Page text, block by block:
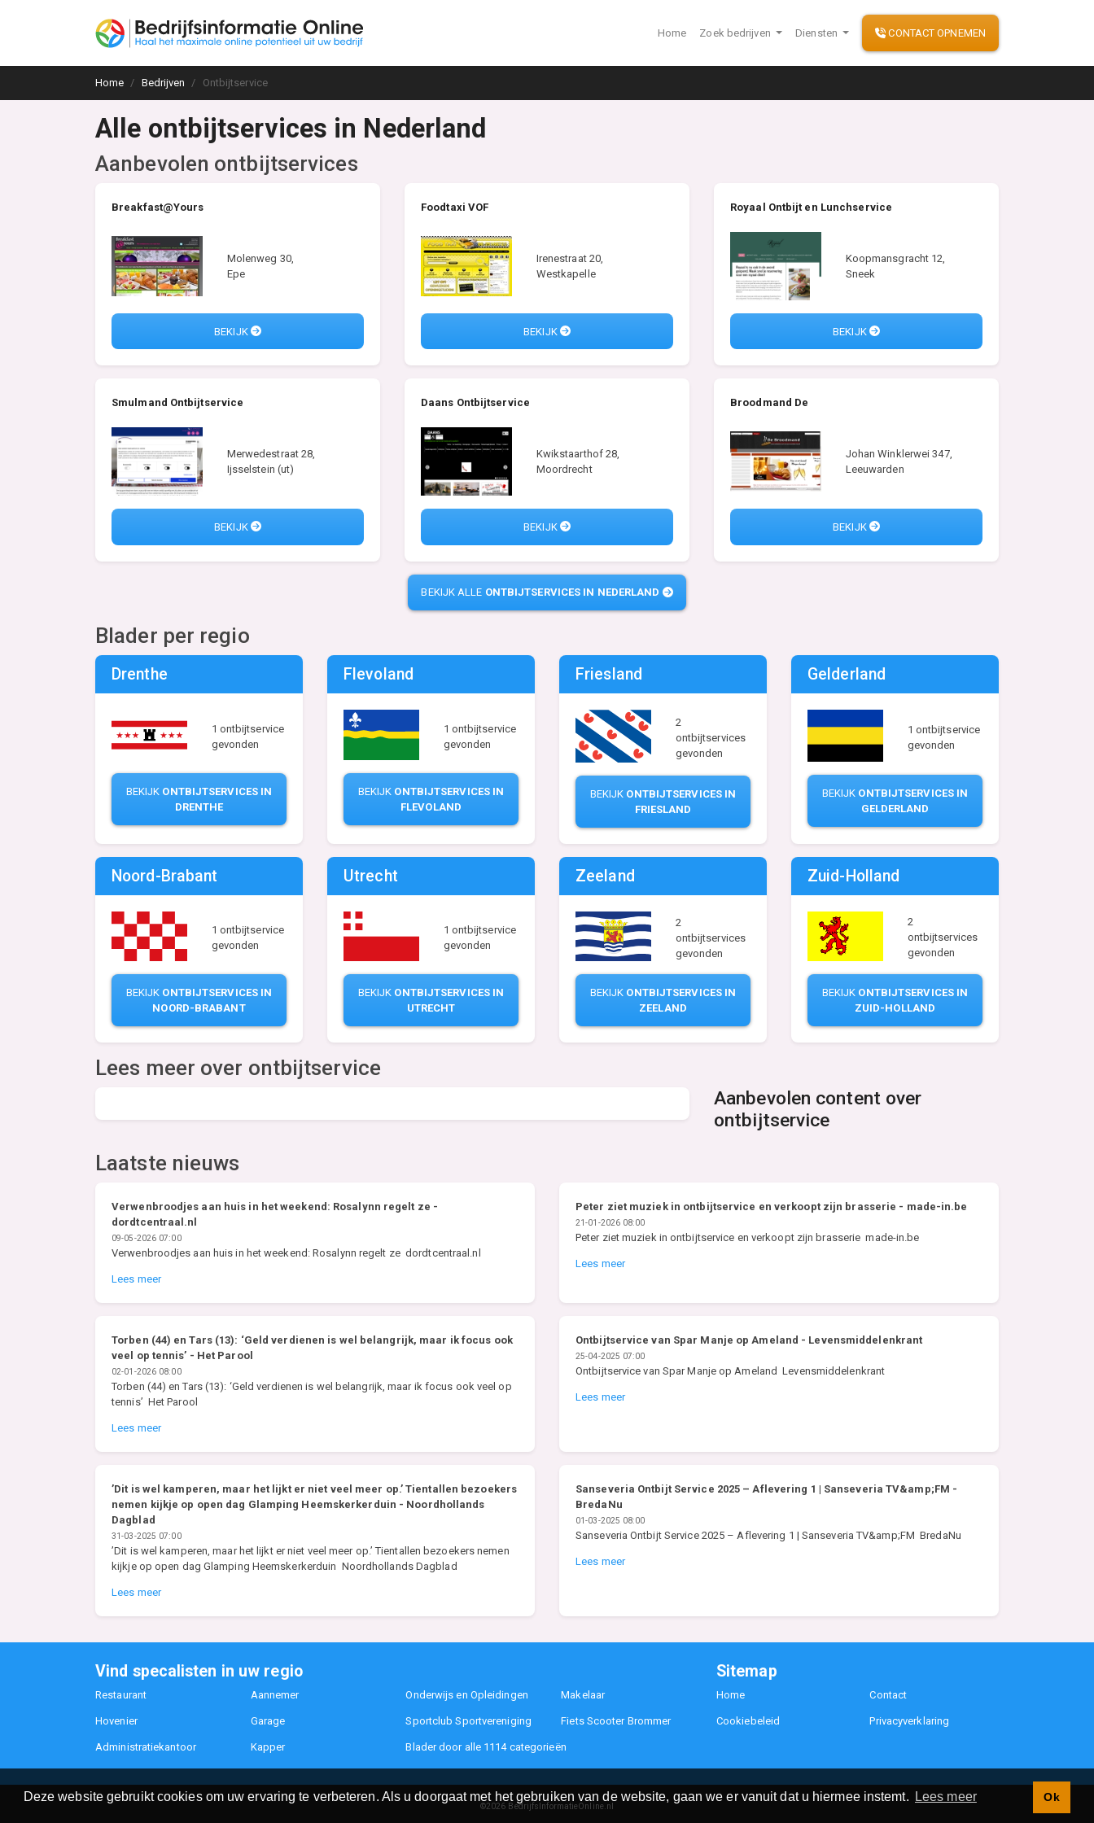
Deze website gebruikt cookies om uw ervaring te verbeteren. Als u doorgaat met het gebruiken van de website, gaan we er vanuit dat u hiermee instemt. Lees meer Ok
Home Zoek bedrijven Diensten CONTACT OPNEMEN
Home Bedrijven Ontbijtservice
Alle ontbijtservices in Nederland
Aanbevolen ontbijtservices
Breakfast@Yours
Molenweg 30,
Epe
BEKIJK
Foodtaxi VOF
Irenestraat 20,
Westkapelle
BEKIJK
Royaal Ontbijt en Lunchservice
Koopmansgracht 12,
Sneek
BEKIJK
Smulmand Ontbijtservice
Merwedestraat 28,
Ijsselstein (ut)
BEKIJK
Daans Ontbijtservice
Kwikstaarthof 28,
Moordrecht
BEKIJK
Broodmand De
Johan Winklerwei 347,
Leeuwarden
BEKIJK
BEKIJK ALLE ONTBIJTSERVICES IN NEDERLAND
Blader per regio
Drenthe
1 ontbijtservice
gevonden
BEKIJK ONTBIJTSERVICES IN
DRENTHE
Flevoland
1 ontbijtservice
gevonden
BEKIJK ONTBIJTSERVICES IN
FLEVOLAND
Friesland
2
ontbijtservices
gevonden
BEKIJK ONTBIJTSERVICES IN
FRIESLAND
Gelderland
1 ontbijtservice
gevonden
BEKIJK ONTBIJTSERVICES IN
GELDERLAND
Noord-Brabant
1 ontbijtservice
gevonden
BEKIJK ONTBIJTSERVICES IN
NOORD-BRABANT
Utrecht
1 ontbijtservice
gevonden
BEKIJK ONTBIJTSERVICES IN
UTRECHT
Zeeland
2
ontbijtservices
gevonden
BEKIJK ONTBIJTSERVICES IN
ZEELAND
Zuid-Holland
2
ontbijtservices
gevonden
BEKIJK ONTBIJTSERVICES IN
ZUID-HOLLAND
Lees meer over ontbijtservice
Aanbevolen content over
ontbijtservice
Laatste nieuws
Verwenbroodjes aan huis in het weekend: Rosalynn regelt ze -
dordtcentraal.nl
09-05-2026 07:00
Verwenbroodjes aan huis in het weekend: Rosalynn regelt ze dordtcentraal.nl
Lees meer
Peter ziet muziek in ontbijtservice en verkoopt zijn brasserie - made-in.be
21-01-2026 08:00
Peter ziet muziek in ontbijtservice en verkoopt zijn brasserie made-in.be
Lees meer
Torben (44) en Tars (13): ‘Geld verdienen is wel belangrijk, maar ik focus ook
veel op tennis’ - Het Parool
02-01-2026 08:00
Torben (44) en Tars (13): ‘Geld verdienen is wel belangrijk, maar ik focus ook veel op
tennis’ Het Parool
Lees meer
Ontbijtservice van Spar Manje op Ameland - Levensmiddelenkrant
25-04-2025 07:00
Ontbijtservice van Spar Manje op Ameland Levensmiddelenkrant
Lees meer
’Dit is wel kamperen, maar het lijkt er niet veel meer op.’ Tientallen bezoekers
nemen kijkje op open dag Glamping Heemskerkerduin - Noordhollands
Dagblad
31-03-2025 07:00
’Dit is wel kamperen, maar het lijkt er niet veel meer op.’ Tientallen bezoekers nemen
kijkje op open dag Glamping Heemskerkerduin Noordhollands Dagblad
Lees meer
Sanseveria Ontbijt Service 2025 – Aflevering 1 | Sanseveria TV&amp;FM -
BredaNu
01-03-2025 08:00
Sanseveria Ontbijt Service 2025 – Aflevering 1 | Sanseveria TV&amp;FM BredaNu
Lees meer
Vind specalisten in uw regio
Restaurant Aannemer Onderwijs en Opleidingen Makelaar
Hovenier Garage Sportclub Sportvereniging Fiets Scooter Brommer
Administratiekantoor Kapper Blader door alle 1114 categorieën
Sitemap
Home Contact
Cookiebeleid Privacyverklaring
©2026 BedrijfsInformatieOnline.nl